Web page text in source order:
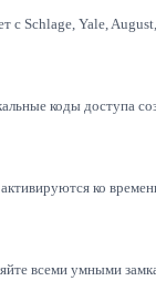
с Schlage, Yale,
коды доступа
ко
всеми умными